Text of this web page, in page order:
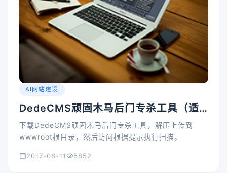
AI网站建设
DedeCMS顽固木马后门专杀工具（适
用织梦程序被挂码、入侵的检查和清
理）
下载DedeCMS顽固木马后门专杀工具，解压上传到
wwwroot根目录，然后访问根据提示执行扫描。
2017-08-11 5852